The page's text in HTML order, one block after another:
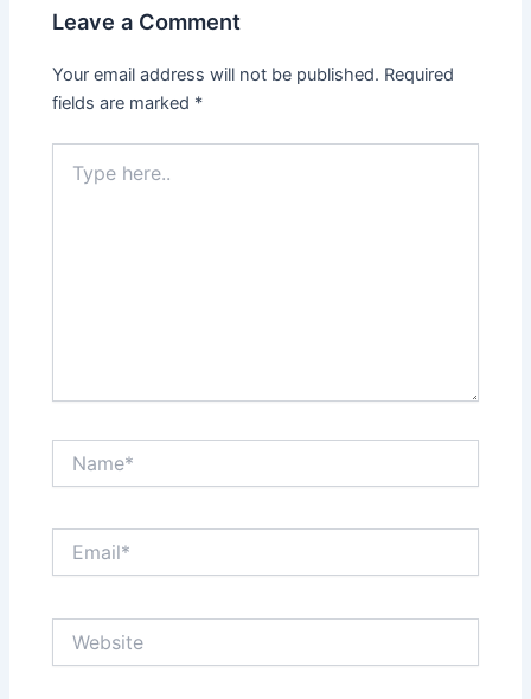
Leave a Comment
Your email address will not be published. Required
fields are marked *
here..